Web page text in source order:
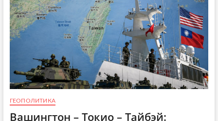
ГЕОПОЛИТИКА
Вашингтон – Токио – Тайбэй: